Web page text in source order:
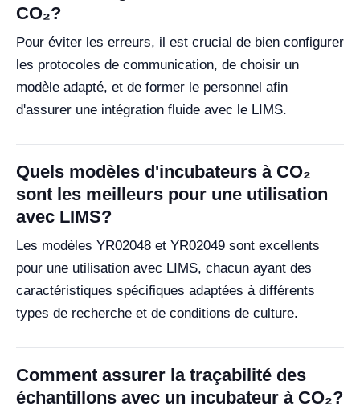
CO₂?
Pour éviter les erreurs, il est crucial de bien configurer
les protocoles de communication, de choisir un
modèle adapté, et de former le personnel afin
d'assurer une intégration fluide avec le LIMS.
Quels modèles d'incubateurs à CO₂
sont les meilleurs pour une utilisation
avec LIMS?
Les modèles YR02048 et YR02049 sont excellents
pour une utilisation avec LIMS, chacun ayant des
caractéristiques spécifiques adaptées à différents
types de recherche et de conditions de culture.
Comment assurer la traçabilité des
échantillons avec un incubateur à CO₂?